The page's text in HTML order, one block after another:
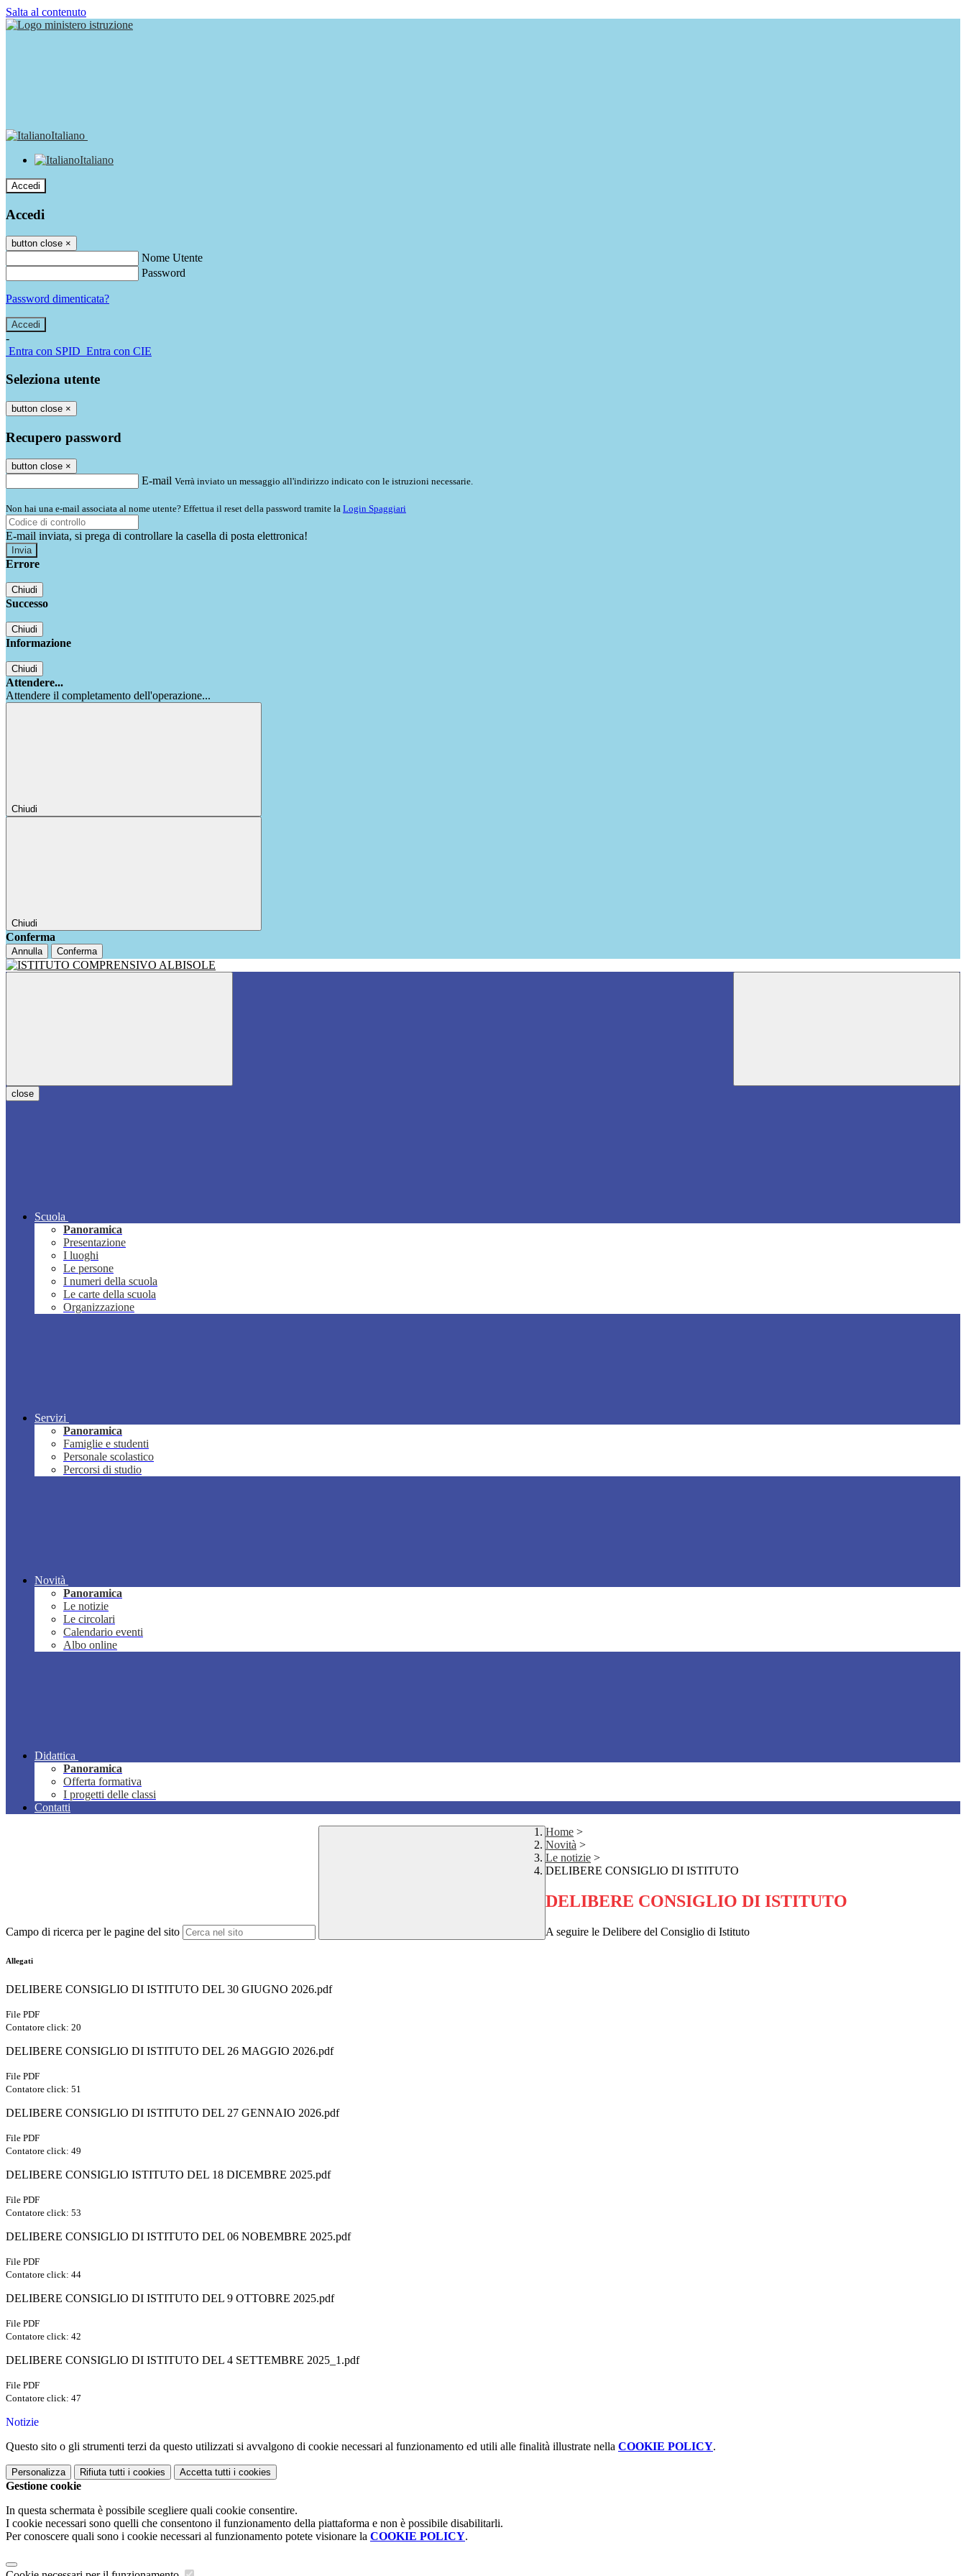
Salta al contenuto
Italiano
Italiano
Accedi
Accedi
button close ×
Nome Utente
Password
Password dimenticata?
-
Entra con SPID Entra con CIE
Seleziona utente
button close ×
Recupero password
button close ×
E-mail Verrà inviato un messaggio all'indirizzo indicato con le istruzioni necessarie.
Non hai una e-mail associata al nome utente? Effettua il reset della password tramite la Login Spaggiari
E-mail inviata, si prega di controllare la casella di posta elettronica!
Errore
Chiudi
Successo
Chiudi
Informazione
Chiudi
Attendere...
Attendere il completamento dell'operazione...
Chiudi
Chiudi
Conferma
Annulla Conferma
close
Scuola
Panoramica
Presentazione
I luoghi
Le persone
I numeri della scuola
Le carte della scuola
Organizzazione
Servizi
Panoramica
Famiglie e studenti
Personale scolastico
Percorsi di studio
Novità
Panoramica
Le notizie
Le circolari
Calendario eventi
Albo online
Didattica
Panoramica
Offerta formativa
I progetti delle classi
Contatti
Campo di ricerca per le pagine del sito
Home >
Novità >
Le notizie >
DELIBERE CONSIGLIO DI ISTITUTO
DELIBERE CONSIGLIO DI ISTITUTO
A seguire le Delibere del Consiglio di Istituto
Allegati
DELIBERE CONSIGLIO DI ISTITUTO DEL 30 GIUGNO 2026.pdf
File PDF
Contatore click: 20
DELIBERE CONSIGLIO DI ISTITUTO DEL 26 MAGGIO 2026.pdf
File PDF
Contatore click: 51
DELIBERE CONSIGLIO DI ISTITUTO DEL 27 GENNAIO 2026.pdf
File PDF
Contatore click: 49
DELIBERE CONSIGLIO ISTITUTO DEL 18 DICEMBRE 2025.pdf
File PDF
Contatore click: 53
DELIBERE CONSIGLIO DI ISTITUTO DEL 06 NOBEMBRE 2025.pdf
File PDF
Contatore click: 44
DELIBERE CONSIGLIO DI ISTITUTO DEL 9 OTTOBRE 2025.pdf
File PDF
Contatore click: 42
DELIBERE CONSIGLIO DI ISTITUTO DEL 4 SETTEMBRE 2025_1.pdf
File PDF
Contatore click: 47
Notizie
Questo sito o gli strumenti terzi da questo utilizzati si avvalgono di cookie necessari al funzionamento ed utili alle finalità illustrate nella COOKIE POLICY.
Personalizza Rifiuta tutti i cookies Accetta tutti i cookies
Gestione cookie
In questa schermata è possibile scegliere quali cookie consentire.
I cookie necessari sono quelli che consentono il funzionamento della piattaforma e non è possibile disabilitarli.
Per conoscere quali sono i cookie necessari al funzionamento potete visionare la COOKIE POLICY.